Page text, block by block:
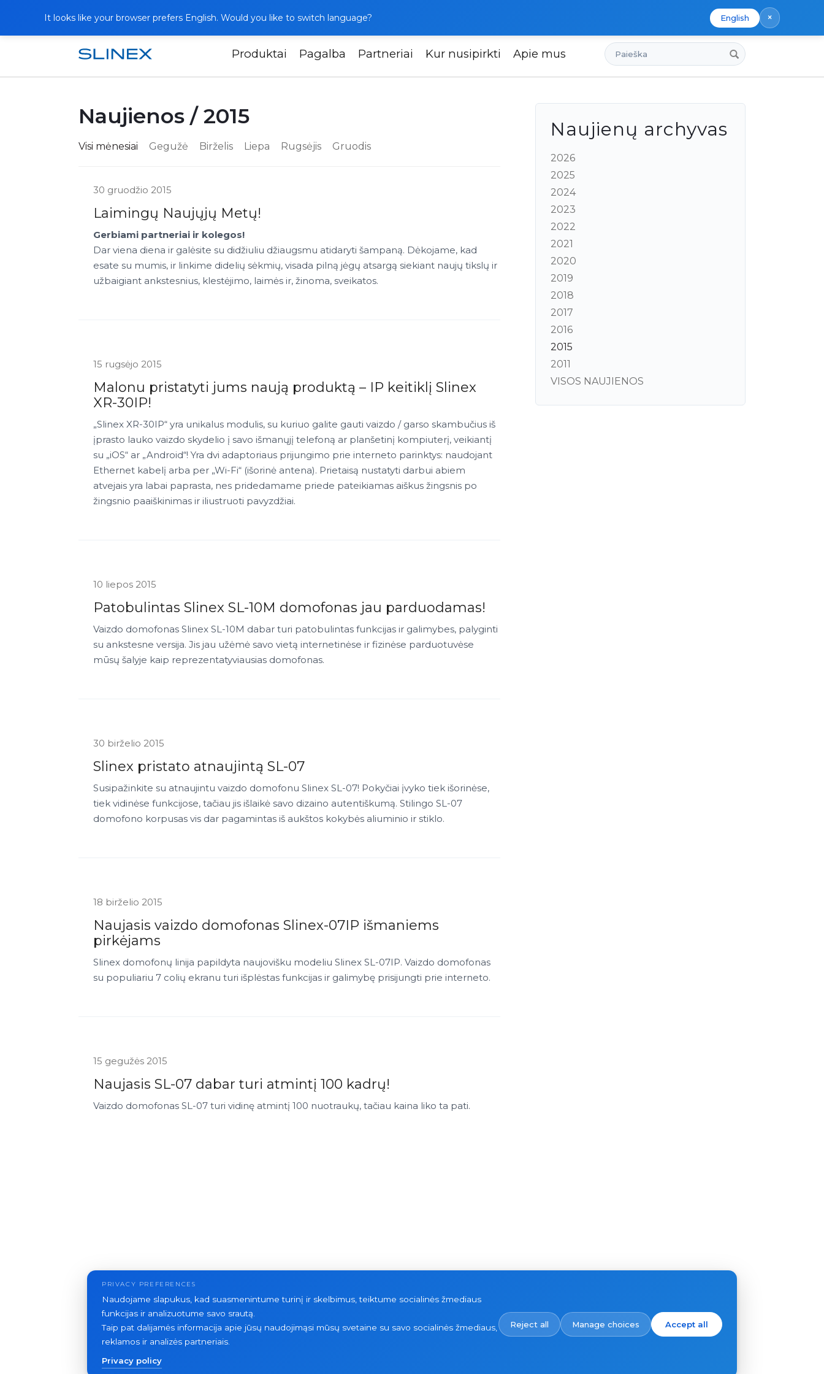
It looks like your browser prefers English. Would you like to switch language? English ×
Produktai Pagalba Partneriai Kur nusipirkti Apie mus Paieška
Pagrindinis Naujienos
Naujienos / 2015
Visi mėnesiai Gegužė Birželis Liepa Rugsėjis Gruodis
30 gruodžio 2015
Laimingų Naujųjų Metų!
Gerbiami partneriai ir kolegos!
Dar viena diena ir galėsite su didžiuliu džiaugsmu atidaryti šampaną. Dėkojame, kad
esate su mumis, ir linkime didelių sėkmių, visada pilną jėgų atsargą siekiant naujų tikslų ir
užbaigiant ankstesnius, klestėjimo, laimės ir, žinoma, sveikatos.
15 rugsėjo 2015
Malonu pristatyti jums naują produktą – IP keitiklį Slinex
XR-30IP!
„Slinex XR-30IP“ yra unikalus modulis, su kuriuo galite gauti vaizdo / garso skambučius iš
įprasto lauko vaizdo skydelio į savo išmanųjį telefoną ar planšetinį kompiuterį, veikiantį
su „iOS“ ar „Android“! Yra dvi adaptoriaus prijungimo prie interneto parinktys: naudojant
Ethernet kabelį arba per „Wi-Fi“ (išorinė antena). Prietaisą nustatyti darbui abiem
atvejais yra labai paprasta, nes pridedamame priede pateikiamas aiškus žingsnis po
žingsnio paaiškinimas ir iliustruoti pavyzdžiai.
10 liepos 2015
Patobulintas Slinex SL-10M domofonas jau parduodamas!
Vaizdo domofonas Slinex SL-10M dabar turi patobulintas funkcijas ir galimybes, palyginti
su ankstesne versija. Jis jau užėmė savo vietą internetinėse ir fizinėse parduotuvėse
mūsų šalyje kaip reprezentatyviausias domofonas.
30 birželio 2015
Slinex pristato atnaujintą SL-07
Susipažinkite su atnaujintu vaizdo domofonu Slinex SL-07! Pokyčiai įvyko tiek išorinėse,
tiek vidinėse funkcijose, tačiau jis išlaikė savo dizaino autentiškumą. Stilingo SL-07
domofono korpusas vis dar pagamintas iš aukštos kokybės aliuminio ir stiklo.
18 birželio 2015
Naujasis vaizdo domofonas Slinex-07IP išmaniems
pirkėjams
Slinex domofonų linija papildyta naujovišku modeliu Slinex SL-07IP. Vaizdo domofonas
su populiariu 7 colių ekranu turi išplėstas funkcijas ir galimybę prisijungti prie interneto.
15 gegužės 2015
Naujasis SL-07 dabar turi atmintį 100 kadrų!
Vaizdo domofonas SL-07 turi vidinę atmintį 100 nuotraukų, tačiau kaina liko ta pati.
Naujienų archyvas
2026
2025
2024
2023
2022
2021
2020
2019
2018
2017
2016
2015
2011
VISOS NAUJIENOS
PRIVACY PREFERENCES
Naudojame slapukus, kad suasmenintume turinį ir skelbimus, teiktume socialinės žmediaus
funkcijas ir analizuotume savo srautą.
Taip pat dalijamės informacija apie jūsų naudojimąsi mūsų svetaine su savo socialinės žmediaus,
reklamos ir analizės partneriais.
Privacy policy
Reject all Manage choices Accept all